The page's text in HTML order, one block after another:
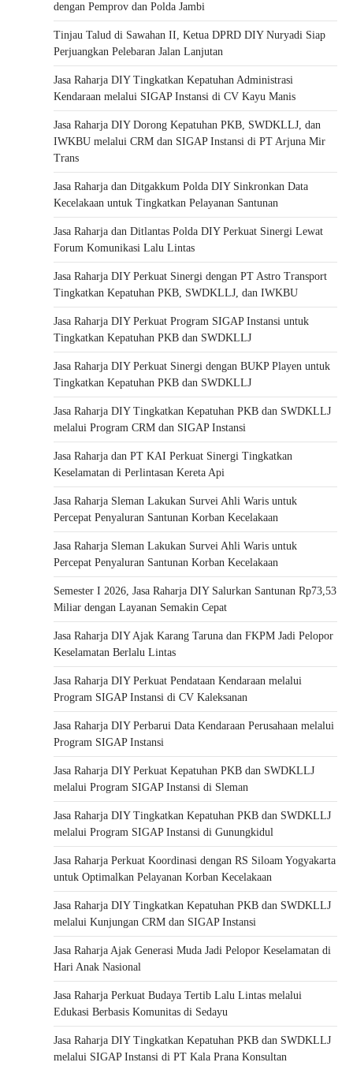
dengan Pemprov dan Polda Jambi
Tinjau Talud di Sawahan II, Ketua DPRD DIY Nuryadi Siap
Perjuangkan Pelebaran Jalan Lanjutan
Jasa Raharja DIY Tingkatkan Kepatuhan Administrasi
Kendaraan melalui SIGAP Instansi di CV Kayu Manis
Jasa Raharja DIY Dorong Kepatuhan PKB, SWDKLLJ, dan
IWKBU melalui CRM dan SIGAP Instansi di PT Arjuna Mir
Trans
Jasa Raharja dan Ditgakkum Polda DIY Sinkronkan Data
Kecelakaan untuk Tingkatkan Pelayanan Santunan
Jasa Raharja dan Ditlantas Polda DIY Perkuat Sinergi Lewat
Forum Komunikasi Lalu Lintas
Jasa Raharja DIY Perkuat Sinergi dengan PT Astro Transport
Tingkatkan Kepatuhan PKB, SWDKLLJ, dan IWKBU
Jasa Raharja DIY Perkuat Program SIGAP Instansi untuk
Tingkatkan Kepatuhan PKB dan SWDKLLJ
Jasa Raharja DIY Perkuat Sinergi dengan BUKP Playen untuk
Tingkatkan Kepatuhan PKB dan SWDKLLJ
Jasa Raharja DIY Tingkatkan Kepatuhan PKB dan SWDKLLJ
melalui Program CRM dan SIGAP Instansi
Jasa Raharja dan PT KAI Perkuat Sinergi Tingkatkan
Keselamatan di Perlintasan Kereta Api
Jasa Raharja Sleman Lakukan Survei Ahli Waris untuk
Percepat Penyaluran Santunan Korban Kecelakaan
Jasa Raharja Sleman Lakukan Survei Ahli Waris untuk
Percepat Penyaluran Santunan Korban Kecelakaan
Semester I 2026, Jasa Raharja DIY Salurkan Santunan Rp73,53
Miliar dengan Layanan Semakin Cepat
Jasa Raharja DIY Ajak Karang Taruna dan FKPM Jadi Pelopor
Keselamatan Berlalu Lintas
Jasa Raharja DIY Perkuat Pendataan Kendaraan melalui
Program SIGAP Instansi di CV Kaleksanan
Jasa Raharja DIY Perbarui Data Kendaraan Perusahaan melalui
Program SIGAP Instansi
Jasa Raharja DIY Perkuat Kepatuhan PKB dan SWDKLLJ
melalui Program SIGAP Instansi di Sleman
Jasa Raharja DIY Tingkatkan Kepatuhan PKB dan SWDKLLJ
melalui Program SIGAP Instansi di Gunungkidul
Jasa Raharja Perkuat Koordinasi dengan RS Siloam Yogyakarta
untuk Optimalkan Pelayanan Korban Kecelakaan
Jasa Raharja DIY Tingkatkan Kepatuhan PKB dan SWDKLLJ
melalui Kunjungan CRM dan SIGAP Instansi
Jasa Raharja Ajak Generasi Muda Jadi Pelopor Keselamatan di
Hari Anak Nasional
Jasa Raharja Perkuat Budaya Tertib Lalu Lintas melalui
Edukasi Berbasis Komunitas di Sedayu
Jasa Raharja DIY Tingkatkan Kepatuhan PKB dan SWDKLLJ
melalui SIGAP Instansi di PT Kala Prana Konsultan